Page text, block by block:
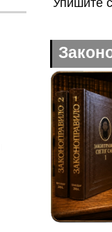
Упишите